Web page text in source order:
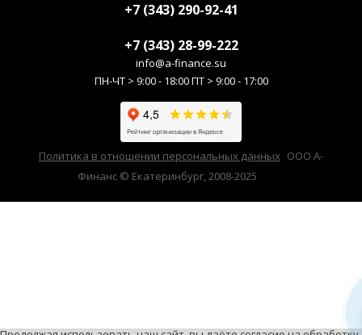
+7 (343) 290-92-41
+7 (343) 28-99-222
info@a-finance.su
ПН-ЧТ > 9:00 - 18:00 ПТ > 9:00 - 17:00
Политика в отношении персональных данных ООО А-
Финанс © Екатеринбург, 2008-2025